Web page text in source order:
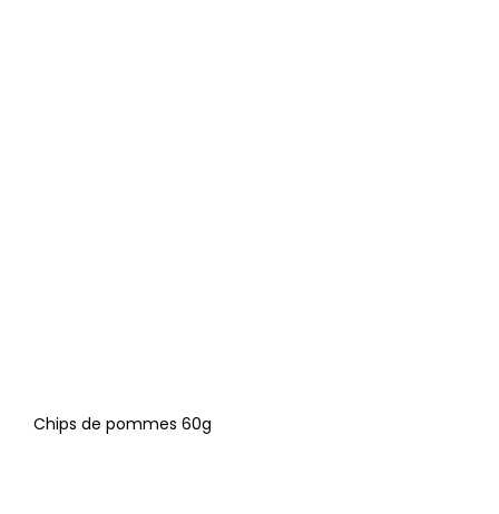
Chips de pommes 60g